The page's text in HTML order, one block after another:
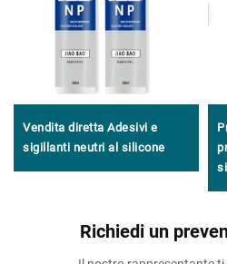
Vendita diretta Adesivi e
sigillanti neutri al silicone
Richiedi un